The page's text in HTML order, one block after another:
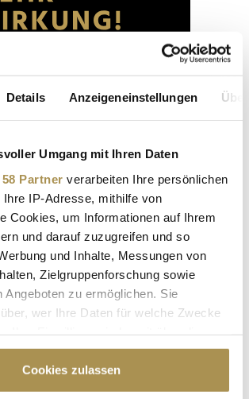
Details Anzeigeneinstellungen
Umgang mit Ihren Daten
Partner verarbeiten Ihre persönlichen
IP-Adresse, mithilfe von
Cookies, um Informationen auf Ihrem
und darauf zuzugreifen und so
und Inhalte, Messungen von
Zielgruppenforschung sowie
Angeboten zu ermöglichen. Sie
wer Ihre Daten für welche Zwecke
oder durch Klicken auf das Privacy
oder widerrufen
Cookies zulassen